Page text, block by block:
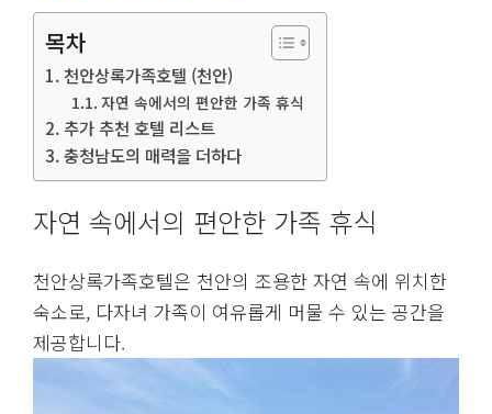
목차
천안상록가족호텔 (천안)
자연 속에서의 편안한 가족 휴식
추가 추천 호텔 리스트
충청남도의 매력을 더하다
자연 속에서의 편안한 가족 휴식
천안상록가족호텔은 천안의 조용한 자연 속에 위치한
숙소로, 다자녀 가족이 여유롭게 머물 수 있는 공간을
제공합니다.